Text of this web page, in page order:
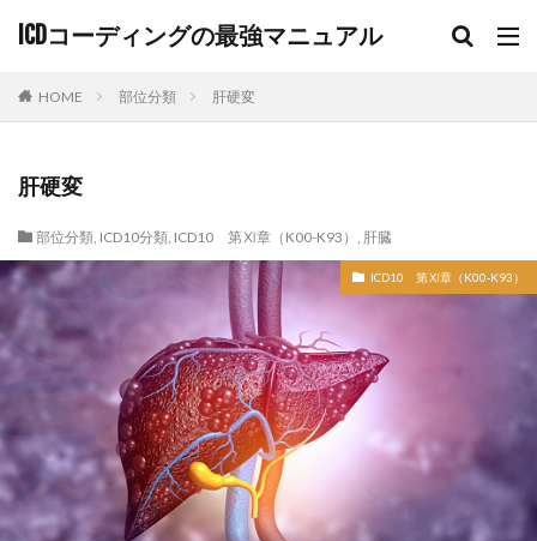
ICDコーディングの最強マニュアル
HOME 部位分類 肝硬変
肝硬変
部位分類, ICD10分類, ICD10 第Ⅺ章（K00-K93） , 肝臓
ICD10 第Ⅺ章（K00-K93）